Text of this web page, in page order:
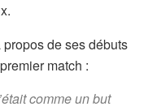
de ses débuts
match :
comme un but